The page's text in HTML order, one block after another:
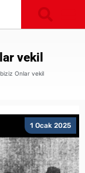
vekil
Onlar vekil
1 Ocak 2025